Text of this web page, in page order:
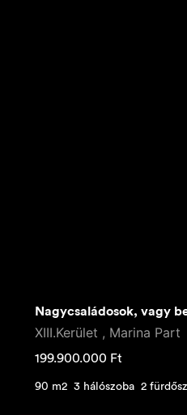
Nagycsaládosok, vagy
XIII.Kerület , Marina Part
199.900.000 Ft
90 m2 3 hálószoba 2